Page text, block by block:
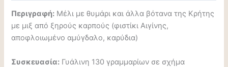
Περιγραφή: Μέλι με θυμάρι και άλλα βότανα της Κρήτης
με μιξ από ξηρούς καρπούς (φιστίκι Αιγίνης,
αποφλοιωμένο αμύγδαλο, καρύδια)
Συσκευασία: Γυάλινη 130 γραμμαρίων σε σχήμα